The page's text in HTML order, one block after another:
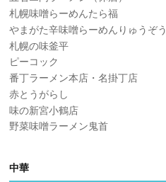
札幌味噌らーめんたら福
やまがた辛味噌らーめんりゅうぞう
札幌の味釜平
ピーコック
番丁ラーメン本店・名掛丁店
赤とうがらし
味の新宮小鶴店
野菜味噌ラーメン鬼首
中華